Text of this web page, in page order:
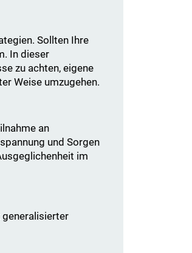
Sollten Ihre
In dieser
zu achten, eigene
Weise umzugehen.
an
und Sorgen
im
generalisierter